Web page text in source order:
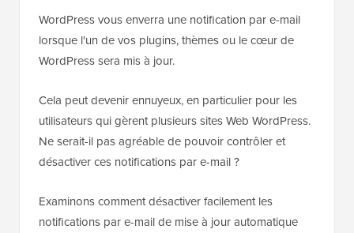
WordPress vous enverra une notification par e-mail
lorsque l'un de vos plugins, thèmes ou le cœur de
WordPress sera mis à jour.
Cela peut devenir ennuyeux, en particulier pour les
utilisateurs qui gèrent plusieurs sites Web WordPress.
Ne serait-il pas agréable de pouvoir contrôler et
désactiver ces notifications par e-mail ?
Examinons comment désactiver facilement les
notifications par e-mail de mise à jour automatique